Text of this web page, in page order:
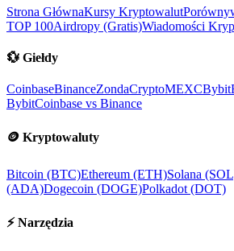
Strona GłównaKursy Kryptowalut
TOP 100Airdropy (Gratis)Wiadomości
💱 Giełdy
CoinbaseBinanceZondaCryptoMEXCBybit
BybitCoinbase vs Binance
🪙 Kryptowaluty
Bitcoin (BTC)Ethereum (ETH)Solana
(ADA)Dogecoin (DOGE)Polkadot (DOT)
⚡ Narzędzia